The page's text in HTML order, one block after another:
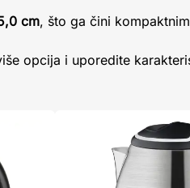
cm, što ga čini
opcija i uporedite